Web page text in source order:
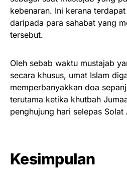
kebenaran. Ini kerana
daripada para sahabat yang
tersebut.
Oleh sebab waktu mustajab
secara khusus, umat Islam
memperbanyakkan doa
terutama ketika khutbah
penghujung hari selepas Solat
Kesimpulan